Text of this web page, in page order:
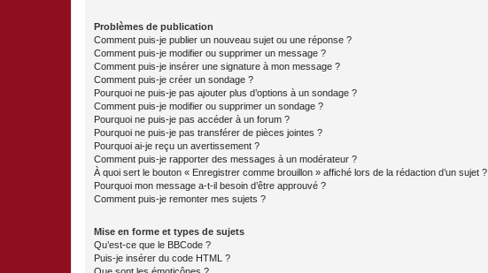
Problèmes de publication
Comment puis-je publier un nouveau sujet ou une réponse ?
Comment puis-je modifier ou supprimer un message ?
Comment puis-je insérer une signature à mon message ?
Comment puis-je créer un sondage ?
Pourquoi ne puis-je pas ajouter plus d’options à un sondage ?
Comment puis-je modifier ou supprimer un sondage ?
Pourquoi ne puis-je pas accéder à un forum ?
Pourquoi ne puis-je pas transférer de pièces jointes ?
Pourquoi ai-je reçu un avertissement ?
Comment puis-je rapporter des messages à un modérateur ?
À quoi sert le bouton « Enregistrer comme brouillon » affiché lors de la rédaction d’un sujet ?
Pourquoi mon message a-t-il besoin d’être approuvé ?
Comment puis-je remonter mes sujets ?
Mise en forme et types de sujets
Qu’est-ce que le BBCode ?
Puis-je insérer du code HTML ?